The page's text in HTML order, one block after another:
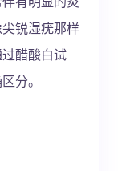
锐湿疣那样
醋酸白试
分。